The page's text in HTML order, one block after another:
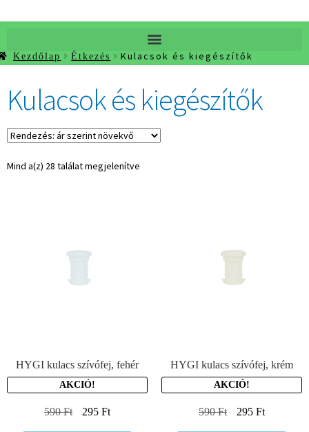
Kezdőlap Étkezés Kulacsok és kiegészítők
Kulacsok és kiegészítők
Mind a(z) 28 találat megjelenítve
HYGI kulacs szívófej, fehér
AKCIÓ!
590Ft 295 Ft
HYGI kulacs szívófej, krém
AKCIÓ!
590Ft 295 Ft